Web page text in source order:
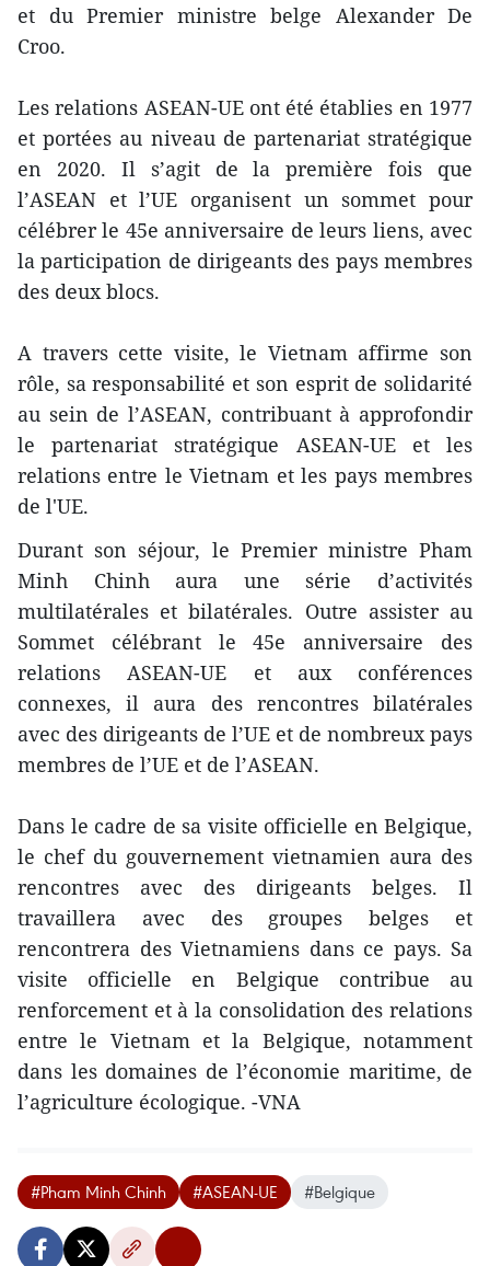
et du Premier ministre belge Alexander De
Croo.
Les relations ASEAN-UE ont été établies en 1977
et portées au niveau de partenariat stratégique
en 2020. Il s’agit de la première fois que
l’ASEAN et l’UE organisent un sommet pour
célébrer le 45e anniversaire de leurs liens, avec
la participation de dirigeants des pays membres
des deux blocs.
A travers cette visite, le Vietnam affirme son
rôle, sa responsabilité et son esprit de solidarité
au sein de l’ASEAN, contribuant à approfondir
le partenariat stratégique ASEAN-UE et les
relations entre le Vietnam et les pays membres
de l'UE.
Durant son séjour, le Premier ministre Pham
Minh Chinh aura une série d’activités
multilatérales et bilatérales. Outre assister au
Sommet célébrant le 45e anniversaire des
relations ASEAN-UE et aux conférences
connexes, il aura des rencontres bilatérales
avec des dirigeants de l’UE et de nombreux pays
membres de l’UE et de l’ASEAN.
Dans le cadre de sa visite officielle en Belgique,
le chef du gouvernement vietnamien aura des
rencontres avec des dirigeants belges. Il
travaillera avec des groupes belges et
rencontrera des Vietnamiens dans ce pays. Sa
visite officielle en Belgique contribue au
renforcement et à la consolidation des relations
entre le Vietnam et la Belgique, notamment
dans les domaines de l’économie maritime, de
l’agriculture écologique. -VNA
#Pham Minh Chinh #ASEAN-UE #Belgique